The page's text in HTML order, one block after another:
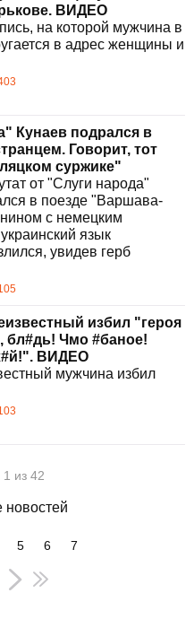
ВИДЕО
на которой мужчина в
в адрес женщины и
Кунаев подрался в
Говорит, тот
суржике"
от "Слуги народа"
в поезде "Варшава-
с немецким
язык
увидев герб
избил "героя
Чмо #баное!
ВИДЕО
мужчина избил
из 42
новостей
5 6 7